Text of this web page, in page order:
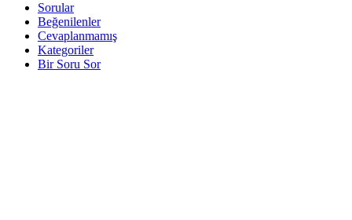
Sorular
Beğenilenler
Cevaplanmamış
Kategoriler
Bir Soru Sor